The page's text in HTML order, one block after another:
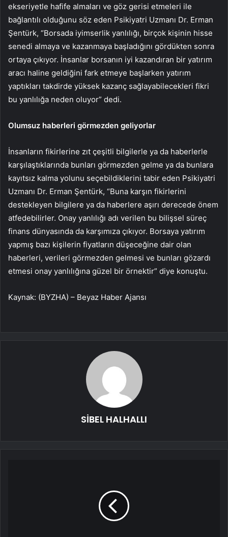
ekseriyetle hafife almaları ve göz gerisi etmeleri ile
bağlantılı olduğunu söz eden Psikiyatri Uzmanı Dr. Erman
Şentürk, “Borsada iyimserlik yanlılığı, birçok kişinin hisse
senedi almaya ve kazanmaya başladığını gördükten sonra
ortaya çıkıyor. İnsanlar borsanın iyi kazandıran bir yatırım
aracı haline geldiğini fark etmeye başlarken yatırım
yaptıkları takdirde yüksek kazanç sağlayabilecekleri fikri
bu yanlılığa neden oluyor” dedi.
Olumsuz haberleri görmezden geliyorlar
İnsanların fikirlerine zıt çeşitli bilgilerle ya da haberlerle
karşılaştıklarında bunları görmezden gelme ya da bunlara
kayıtsız kalma yolunu seçebildiklerini tabir eden Psikiyatri
Uzmanı Dr. Erman Şentürk, “Buna karşın fikirlerini
destekleyen bilgilere ya da haberlere aşırı derecede önem
atfedebilirler. Onay yanlılığı adı verilen bu bilişsel süreç
finans dünyasında da karşımıza çıkıyor. Borsaya yatırım
yapmış bazı kişilerin fiyatların düşeceğine dair olan
haberleri, verileri görmezden gelmesi ve bunları gözardı
etmesi onay yanlılığına güzel bir örnektir” diye konuştu.
Kaynak: (BYZHA) – Beyaz Haber Ajansı
SİBEL HALHALLI